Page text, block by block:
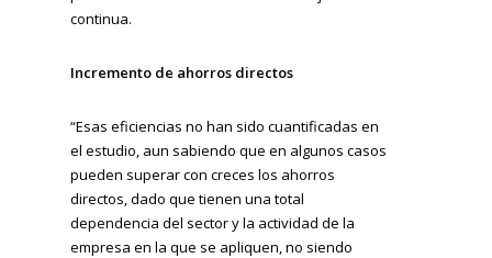
continua.
Incremento de ahorros directos
“Esas eficiencias no han sido cuantificadas en
el estudio, aun sabiendo que en algunos casos
pueden superar con creces los ahorros
directos, dado que tienen una total
dependencia del sector y la actividad de la
empresa en la que se apliquen, no siendo